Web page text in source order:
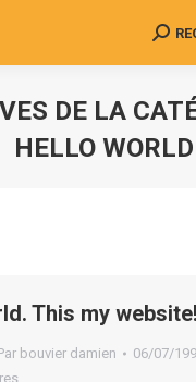
DE LA
HELLO WORLD
This my website!
bouvier damien
06/07/